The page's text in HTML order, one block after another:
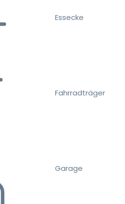
Essecke
Fahrradträger
Garage